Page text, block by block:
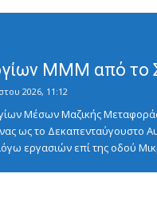
ΜΜΜ από το
2026, 11:12
Μέσων Μαζικής
ως το
εργασιών επί της οδού